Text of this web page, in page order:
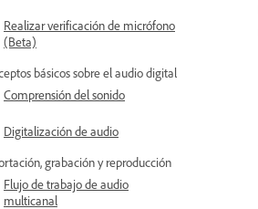
Realizar verificación de micrófono
(Beta)
básicos sobre el audio digital
Comprensión del sonido
Digitalización de audio
grabación y reproducción
Flujo de trabajo de audio
multicanal